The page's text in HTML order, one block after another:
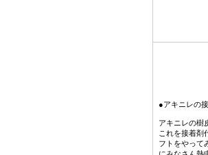
●アキニレの
アキニレの樹
これを接着剤
フトをやって